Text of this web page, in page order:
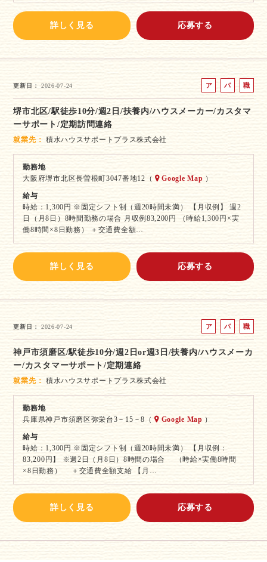
詳しく見る 応募する
更新日 2026-07-24
ア
ル
バ
パ
ー
ト
職
業
紹
堺市北区/駅徒歩10分/週2日/扶養内/ハウスメーカー/カスタマ
ーサポート/定期訪問連絡
就業先 積水ハウスサポートプラス株式会社
勤務地
大阪府堺市北区長曽根町3047番地12（
Google Map ）
給与
時給：1,300円 ※固定シフト制（週20時間未満） 【月収例】 週2
日（月8日）8時間勤務の場合 月収例83,200円 （時給1,300円×実
働8時間×8日勤務） ＋交通費全額…
詳しく見る 応募する
更新日 2026-07-24
ア
ル
バ
パ
ー
ト
職
業
紹
神戸市須磨区/駅徒歩10分/週2日or週3日/扶養内/ハウスメーカ
ー/カスタマーサポート/定期連絡
就業先 積水ハウスサポートプラス株式会社
勤務地
兵庫県神戸市須磨区弥栄台3－15－8（
Google Map ）
給与
時給：1,300円 ※固定シフト制（週20時間未満） 【月収例：
83,200円】 ※週2日（月8日）8時間の場合 （時給×実働8時間
×8日勤務） ＋交通費全額支給 【月…
詳しく見る 応募する